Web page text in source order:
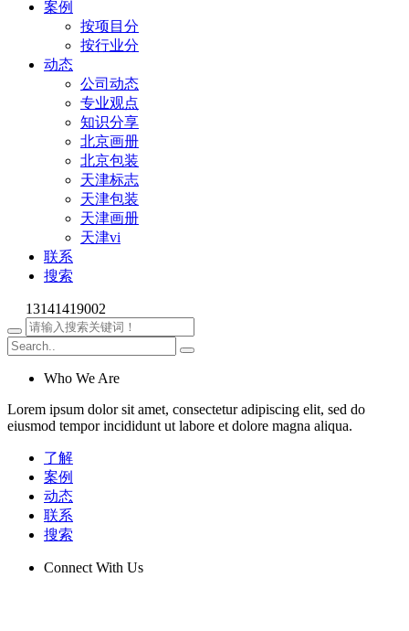
案例
按项目分
按行业分
动态
公司动态
专业观点
知识分享
北京画册
北京包装
天津标志
天津包装
天津画册
天津vi
联系
搜索
13141419002
Who We Are
Lorem ipsum dolor sit amet, consectetur adipiscing elit, sed do
eiusmod tempor incididunt ut labore et dolore magna aliqua.
了解
案例
动态
联系
搜索
Connect With Us